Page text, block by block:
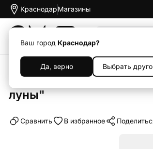
Краснодар
Ваш город Краснодар?
Да, верно Выбрать
Магазины
Каталог Аксессуары Чехлы
Клип-кейс (накладка)
луны"
Cравнить В избранное